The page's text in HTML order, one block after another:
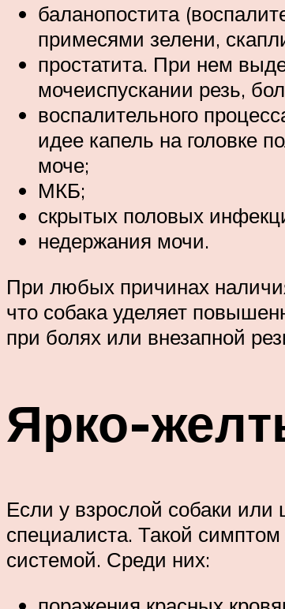
баланопостита
примесями зелени,
простатита. При нем
мочеиспускании резь,
воспалительного
идее капель на головке
моче;
МКБ;
скрытых половых
недержания мочи.
При любых причинах
что собака уделяет
при болях или внезапной
Ярко-
Если у взрослой собаки
специалиста. Такой
системой. Среди них: